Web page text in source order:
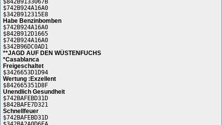
$742B924A16A0
$342B912315E8
Habe Benzinbomben
$742B924A16A0
$842B912D1665
$742B924A16A0
$342B96DC0AD1
**JAGD AUF DEN WÜSTENFUCHS
*Casablanca
Freigeschaltet
$3426653D1D94
Wertung :Exzellent
$842665351D8F
Unendlich Gesundheit
$742BAFEBD31D
$842BAFE7D321
Schnellfeuer
$742BAFEBD31D